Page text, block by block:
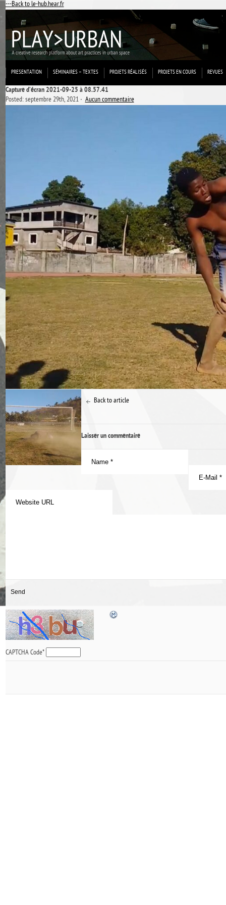
---Back to le-hub.hear.fr
PRESENTATION SÉMINAIRES – TEXTES PROJETS RÉALISÉS PROJETS EN COURS REVUES
Capture d’écran 2021-09-25 à 08.57.41
Posted: septembre 29th, 2021 ˑAucun commentaire
Back to article
Laisser un commentaire
CAPTCHA Code*